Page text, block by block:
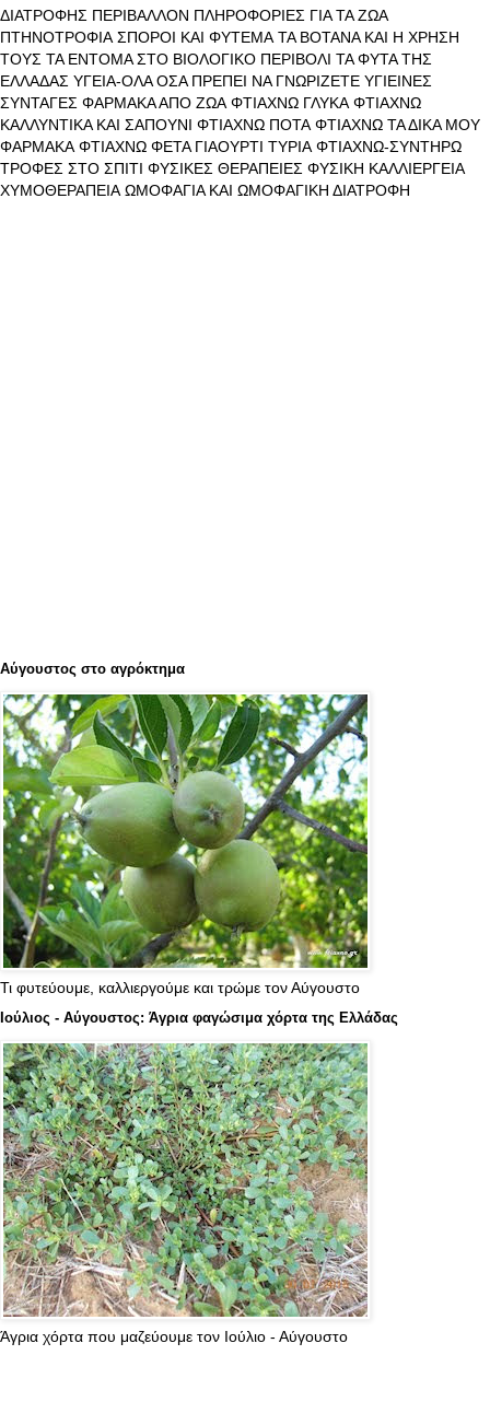
ΔΙΑΤΡΟΦΗΣ ΠΕΡΙΒΑΛΛΟΝ ΠΛΗΡΟΦΟΡΙΕΣ ΓΙΑ ΤΑ ΖΩΑ
ΠΤΗΝΟΤΡΟΦΙΑ ΣΠΟΡΟΙ ΚΑΙ ΦΥΤΕΜΑ ΤΑ ΒΟΤΑΝΑ ΚΑΙ Η ΧΡΗΣΗ
ΤΟΥΣ ΤΑ ΕΝΤΟΜΑ ΣΤΟ ΒΙΟΛΟΓΙΚΟ ΠΕΡΙΒΟΛΙ ΤΑ ΦΥΤΑ ΤΗΣ
ΕΛΛΑΔΑΣ ΥΓΕΙΑ-ΟΛΑ ΟΣΑ ΠΡΕΠΕΙ ΝΑ ΓΝΩΡΙΖΕΤΕ ΥΓΙΕΙΝΕΣ
ΣΥΝΤΑΓΕΣ ΦΑΡΜΑΚΑ ΑΠΟ ΖΩΑ ΦΤΙΑΧΝΩ ΓΛΥΚΑ ΦΤΙΑΧΝΩ
ΚΑΛΛΥΝΤΙΚΑ ΚΑΙ ΣΑΠΟΥΝΙ ΦΤΙΑΧΝΩ ΠΟΤΑ ΦΤΙΑΧΝΩ ΤΑ ΔΙΚΑ ΜΟΥ
ΦΑΡΜΑΚΑ ΦΤΙΑΧΝΩ ΦΕΤΑ ΓΙΑΟΥΡΤΙ ΤΥΡΙΑ ΦΤΙΑΧΝΩ-ΣΥΝΤΗΡΩ
ΤΡΟΦΕΣ ΣΤΟ ΣΠΙΤΙ ΦΥΣΙΚΕΣ ΘΕΡΑΠΕΙΕΣ ΦΥΣΙΚΗ ΚΑΛΛΙΕΡΓΕΙΑ
ΧΥΜΟΘΕΡΑΠΕΙΑ ΩΜΟΦΑΓΙΑ ΚΑΙ ΩΜΟΦΑΓΙΚΗ ΔΙΑΤΡΟΦΗ
Αύγουστος στο αγρόκτημα
Τι φυτεύουμε, καλλιεργούμε και τρώμε τον Αύγουστο
Ιούλιος - Αύγουστος: Άγρια φαγώσιμα χόρτα της Ελλάδας
Άγρια χόρτα που μαζεύουμε τον Ιούλιο - Αύγουστο